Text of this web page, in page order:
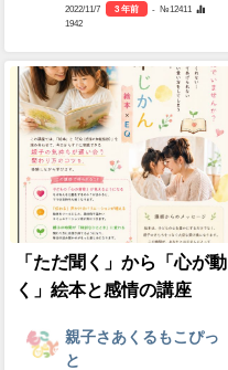
2022/11/7 3 年前
- №12411
1942
「ただ聞く」から「心が動
く」絵本と感情の講座
親子さあくるもこぴっ
と